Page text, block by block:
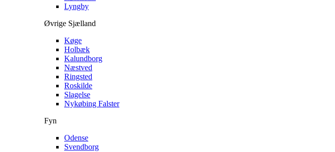
Lyngby
Øvrige Sjælland
Køge
Holbæk
Kalundborg
Næstved
Ringsted
Roskilde
Slagelse
Nykøbing Falster
Fyn
Odense
Svendborg